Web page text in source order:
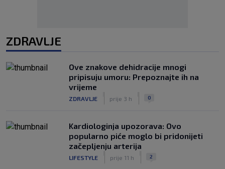
ZDRAVLJE
Ove znakove dehidracije mnogi
pripisuju umoru: Prepoznajte ih na
vrijeme
ZDRAVLJE prije 3 h 0
Kardiologinja upozorava: Ovo
popularno piće moglo bi pridonijeti
začepljenju arterija
LIFESTYLE prije 11 h 2